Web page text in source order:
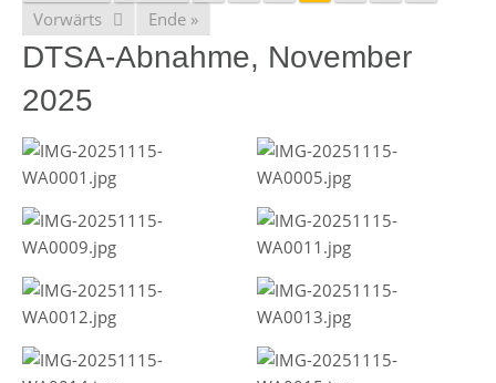
Vorwärts
Ende »
DTSA-Abnahme, November
2025